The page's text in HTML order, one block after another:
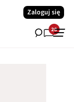
Zaloguj się
28